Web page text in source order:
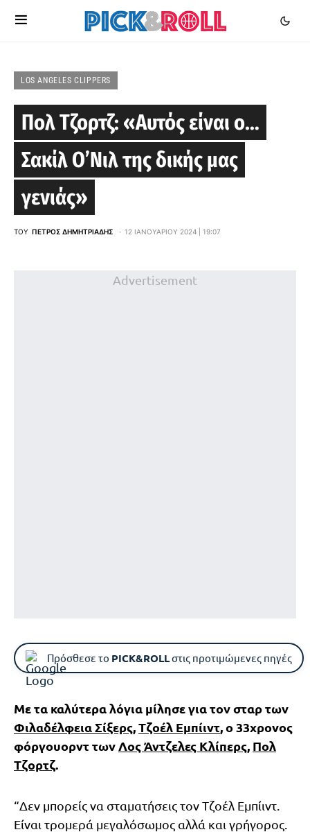
LOS ANGELES CLIPPERS
Πολ Τζορτζ: «Αυτός είναι ο…
Σακίλ Ο’Νιλ της δικής μας
γενιάς»
ΤΟΥ ΠΈΤΡΟΣ ΔΗΜΗΤΡΙΆΔΗΣ 12 ΙΑΝΟΥΑΡΊΟΥ 2024 | 19:07
Advertisement
Πρόσθεσε το PICK&ROLLστις προτιμώμενες πηγές
Με τα καλύτερα λόγια μίλησε για τον σταρ των
Φιλαδέλφεια Σίξερς,Τζοέλ Εμπίιντ, ο 33χρονος
φόργουορντ τωνΛος Άντζελες Κλίπερς, Πολ
Τζορτζ.
“Δεν μπορείς να σταματήσεις τον Τζοέλ Εμπίιντ.
Είναι τρομερά μεγαλόσωμος αλλά και γρήγορος.